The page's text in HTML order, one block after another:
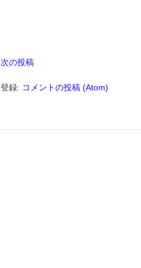
次の投稿
登録: コメントの投稿 (Atom)